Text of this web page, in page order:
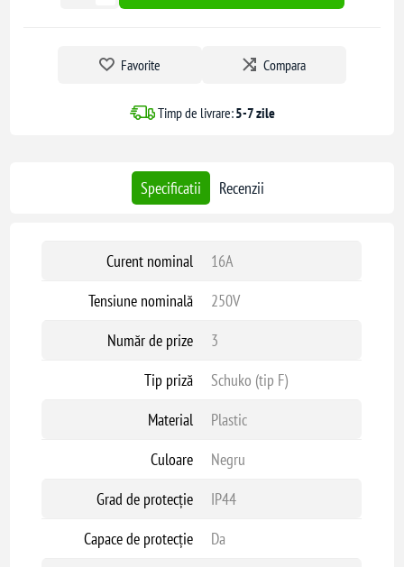
Favorite Compara
Timp de livrare:5-7 zile
Specificatii Recenzii
Curent nominal
16A
Tensiune nominală
250V
Număr de prize
3
Tip priză
Schuko (tip F)
Material
Plastic
Culoare
Negru
Grad de protecție
IP44
Capace de protecție
Da